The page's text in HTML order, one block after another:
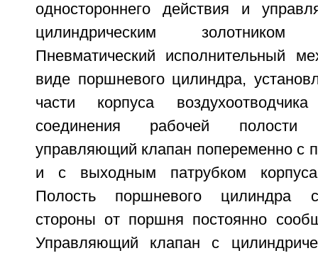
одностороннего действия и
цилиндрическим
Пневматический исполнительный
виде поршневого цилиндра,
части корпуса
соединения рабочей
управляющий клапан попеременно с
и с выходным патрубком корпуса
Полость поршневого цилиндра
стороны от поршня постоянно
Управляющий клапан с